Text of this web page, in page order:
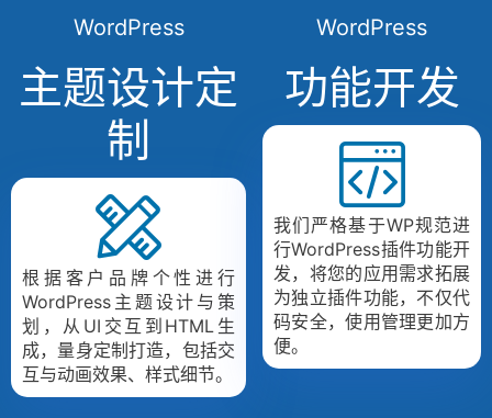
WordPress
主题设计定
制
根据客户品牌个性进行
WordPress主题设计与策
划，从UI交互到HTML生
成，量身定制打造，包括交
互与动画效果、样式细节。
WordPress
功能开发
我们严格基于WP规范进
行WordPress插件功能开
发，将您的应用需求拓展
为独立插件功能，不仅代
码安全，使用管理更加方
便。